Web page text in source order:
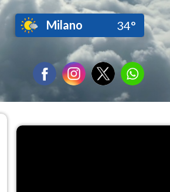
Milano 34°